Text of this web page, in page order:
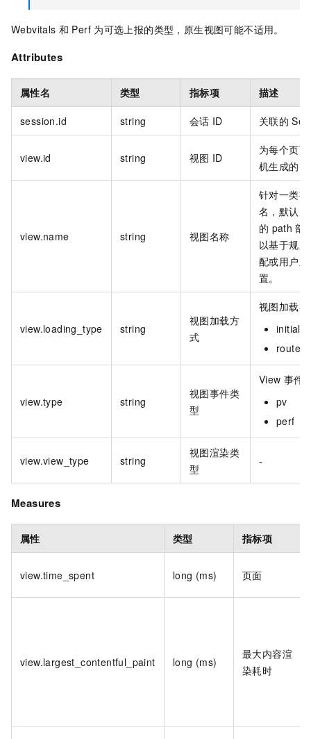
Webvitals 和 Perf 为可选上报的类型，原生视图可能不适用。
Attributes
属性名 类型 指标项 描述
session.id string 会话 ID 关联的
view.id string 视图 ID
为每个页
机生成的
view.name string 视图名称
针对一类
名，默认为
的 path 部
以基于规
配或用户
置。
view.loading_type string
视图加载方
式
视图加载
view.type string
视图事件类
型
View 事件
pv
perf
view.view_type string
视图渲染类
型
-
Measures
属性 类型 指标项
view.time_spent long (ms) 页面
view.largest_contentful_paint long (ms)
最大内容渲
染耗时